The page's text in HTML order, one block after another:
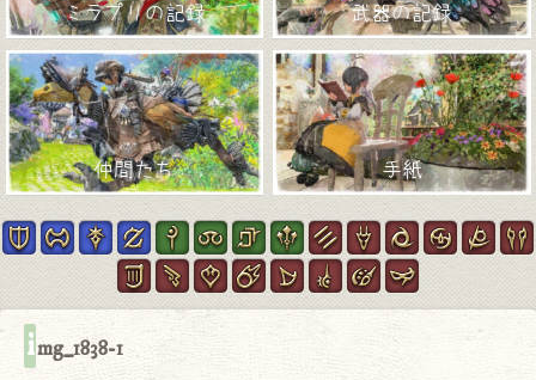
ミラプリの記録 武器の記録
仲間たち 手紙
img_1838-1